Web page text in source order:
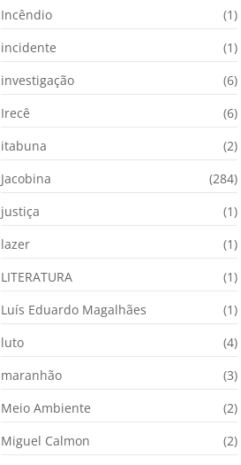
Incêndio
(1)
incidente
(1)
investigação
(6)
Irecê
(6)
itabuna
(2)
Jacobina
(284)
justiça
(1)
lazer
(1)
LITERATURA
(1)
Luís Eduardo Magalhães
(1)
luto
(4)
maranhão
(3)
Meio Ambiente
(2)
Miguel Calmon
(2)